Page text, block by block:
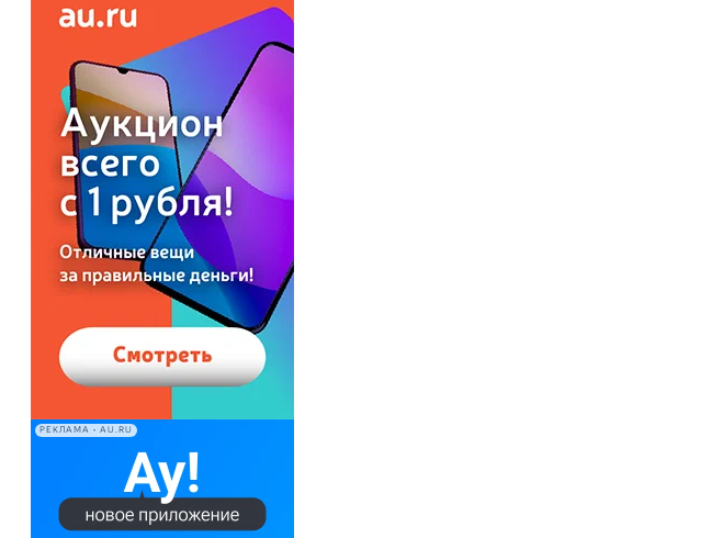
РЕКЛАМА • AU.RU